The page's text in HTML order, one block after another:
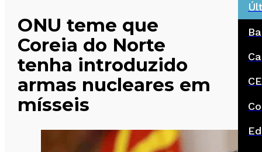
ONU teme que
Coreia do Norte
tenha introduzido
armas nucleares em
mísseis